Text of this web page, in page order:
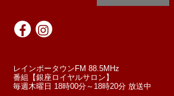
レインボータウンFM 88.5MHz
番組【銀座ロイヤルサロン】
毎週木曜日 18時00分～18時20分 放送中